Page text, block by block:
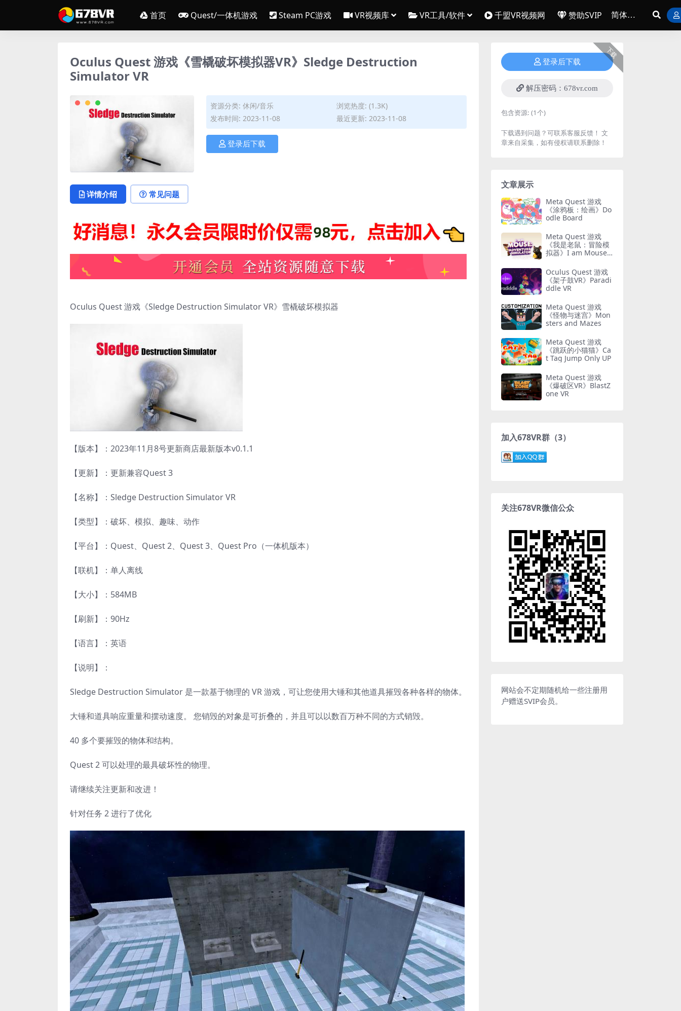
首页 Quest/一体机游戏 Steam PC游戏 VR视频库 VR工具/软件 千盟VR视频网 赞助SVIP
Oculus Quest 游戏《雪橇破坏模拟器VR》Sledge Destruction
Simulator VR
资源分类: 休闲/音乐
浏览热度: (1.3K)
发布时间: 2023-11-08
最近更新: 2023-11-08
登录后下载
详情介绍 常见问题
Oculus Quest 游戏《Sledge Destruction Simulator VR》雪橇破坏模拟器
【版本】：2023年11月8号更新商店最新版本v0.1.1
【更新】：更新兼容Quest 3
【名称】：Sledge Destruction Simulator VR
【类型】：破坏、模拟、趣味、动作
【平台】：Quest、Quest 2、Quest 3、Quest Pro（一体机版本）
【联机】：单人离线
【大小】：584MB
【刷新】：90Hz
【语言】：英语
【说明】：
Sledge Destruction Simulator 是一款基于物理的 VR 游戏，可让您使用大锤和其他道具摧毁各种各样的物体。
大锤和道具响应重量和摆动速度。 您销毁的对象是可折叠的，并且可以以数百万种不同的方式销毁。
40 多个要摧毁的物体和结构。
Quest 2 可以处理的最具破坏性的物理。
请继续关注更新和改进！
针对任务 2 进行了优化
下载
登录后下载
解压密码：678vr.com
包含资源: (1个)
下载遇到问题？可联系客服反馈！ 文
章来自采集，如有侵权请联系删除！
文章展示
Meta Quest 游戏
《涂鸦板：绘画》Do
odle Board
Meta Quest 游戏
《我是老鼠：冒险模
拟器》I am Mouse :
r
Oculus Quest 游戏
《架子鼓VR》Paradi
ddle VR
Meta Quest 游戏
《怪物与迷宫》Mon
sters and Mazes
Meta Quest 游戏
《跳跃的小猫猫》Ca
t Tag Jump Only UP
Meta Quest 游戏
《爆破区VR》BlastZ
one VR
加入678VR群（3）
关注678VR微信公众
网站会不定期随机给一些注册用
户赠送SVIP会员。